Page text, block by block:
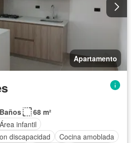
Apartamento
68 m²
Área infantil
discapacidad
Cocina amoblada